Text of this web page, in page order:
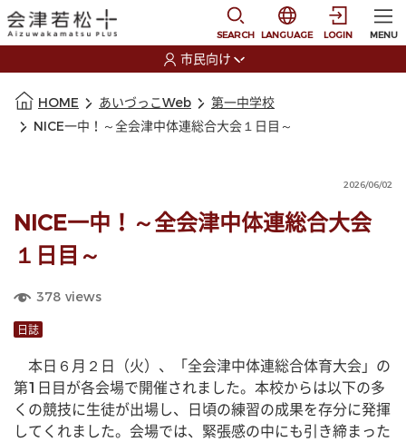
SEARCH
選択すると言語の切
LANGUAGE LOGIN MENU
市民向け
HOME あいづっこWeb
第一中学校
NICE一中！～全会津中体連総合大会１日目～
2026/06/02
NICE一中！～全会津中体連総合大会
１日目～
378 views
日誌
本日６月２日（火）、「全会津中体連総合体育大会」の
第1日目が各会場で開催されました。本校からは以下の多
くの競技に生徒が出場し、日頃の練習の成果を存分に発揮
してくれました。会場では、緊張感の中にも引き締まった